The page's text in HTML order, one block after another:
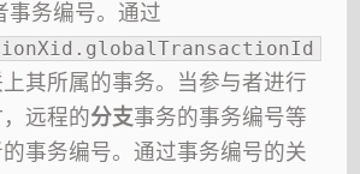
事务编号。通过
其所属的事务。当参与者进行
远程的分支事务的事务编号等
事务编号。通过事务编号的关